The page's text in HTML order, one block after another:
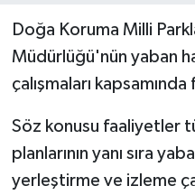
Doğa Koruma Milli
Müdürlüğü'nün yaban
çalışmaları
Söz konusu faaliyetler
planlarının yanı sıra
yerleştirme ve izleme